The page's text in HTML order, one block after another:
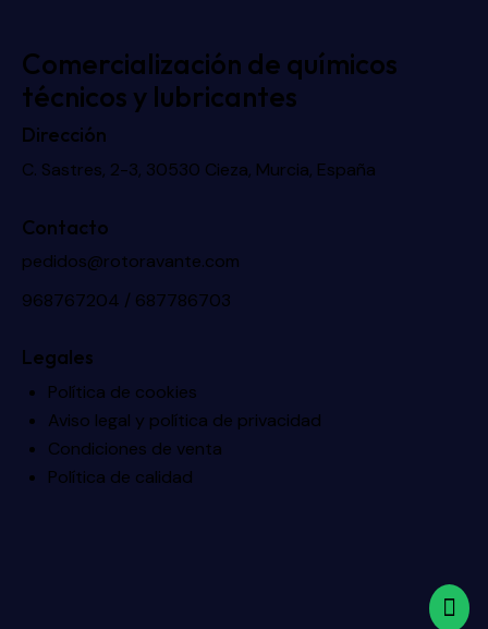
Comercialización de químicos
técnicos y lubricantes
Dirección
C. Sastres, 2-3, 30530 Cieza, Murcia, España
Contacto
pedidos@rotoravante.com
968767204 / 687786703
Legales
Política de cookies
Aviso legal y política de privacidad
Condiciones de venta
Política de calidad